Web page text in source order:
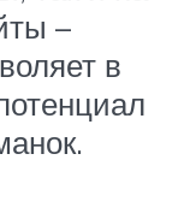
–
в